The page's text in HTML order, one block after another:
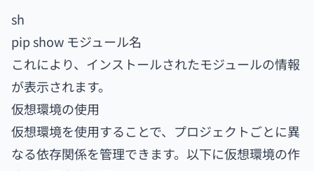
sh
pip show モジュール名
これにより、インストールされたモジュールの情報
が表示されます。
仮想環境の使用
仮想環境を使用することで、プロジェクトごとに異
なる依存関係を管理できます。以下に仮想環境の作